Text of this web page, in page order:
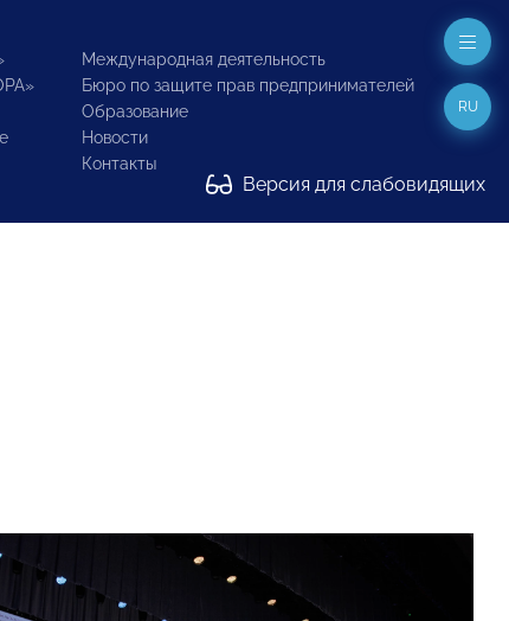
Международная деятельность
Бюро по защите прав предпринимателей
Образование
Новости
Контакты
Версия для слабовидящих
RU